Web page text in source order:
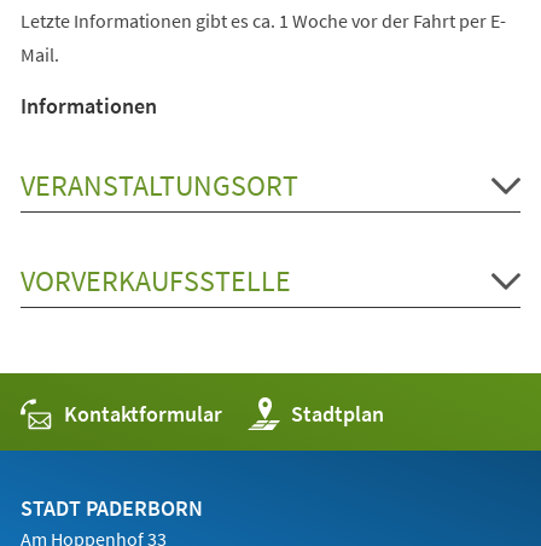
Letzte Informationen gibt es ca. 1 Woche vor der Fahrt per E-
Mail.
Informationen
VERANSTALTUNGSORT
VORVERKAUFSSTELLE
Kontaktformular Stadtplan
(Öffnet
in
einem
STADT PADERBORN
Am Hoppenhof 33